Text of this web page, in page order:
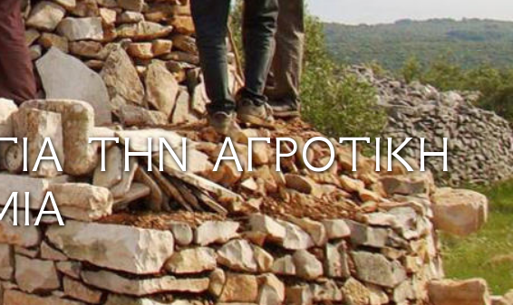
ΤΗΝ ΑΓΡΟΤΙΚΉ